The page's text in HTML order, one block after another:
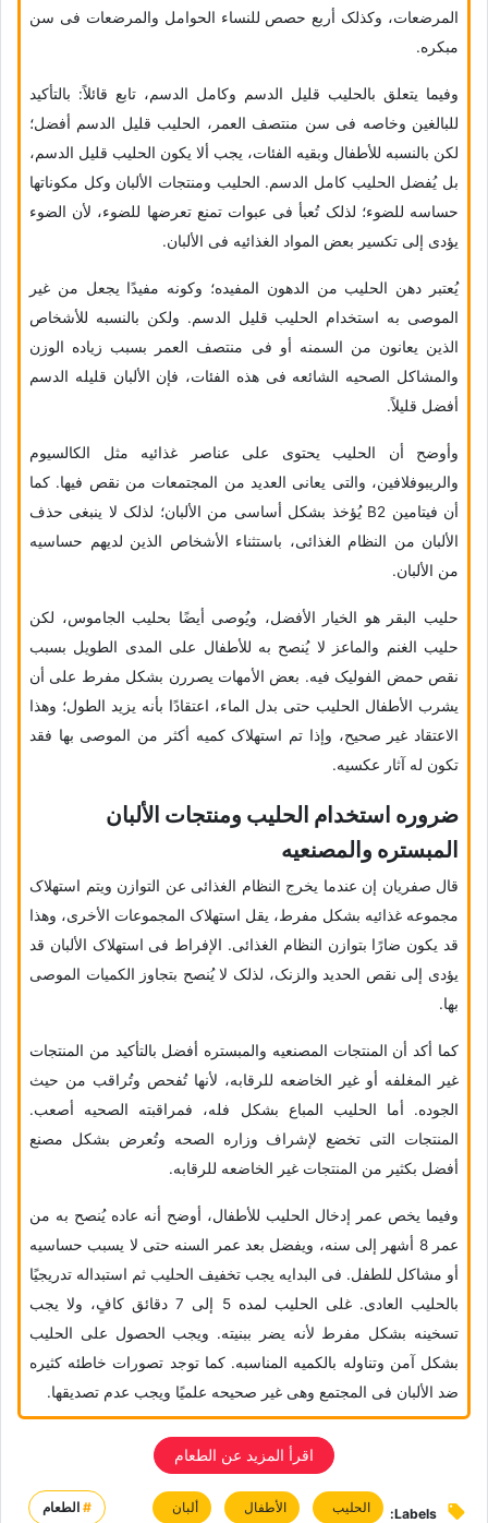
المرضعات، وکذلک أربع حصص للنساء الحوامل والمرضعات فی سن
مبکره.
وفیما یتعلق بالحلیب قلیل الدسم وکامل الدسم، تابع قائلاً: بالتأکید
للبالغین وخاصه فی سن منتصف العمر، الحلیب قلیل الدسم أفضل؛
لکن بالنسبه للأطفال وبقیه الفئات، یجب ألا یکون الحلیب قلیل الدسم،
بل یُفضل الحلیب کامل الدسم. الحلیب ومنتجات الألبان وکل مکوناتها
حساسه للضوء؛ لذلک تُعبأ فی عبوات تمنع تعرضها للضوء، لأن الضوء
یؤدی إلى تکسیر بعض المواد الغذائیه فی الألبان.
یُعتبر دهن الحلیب من الدهون المفیده؛ وکونه مفیدًا یجعل من غیر
الموصى به استخدام الحلیب قلیل الدسم. ولکن بالنسبه للأشخاص
الذین یعانون من السمنه أو فی منتصف العمر بسبب زیاده الوزن
والمشاکل الصحیه الشائعه فی هذه الفئات، فإن الألبان قلیله الدسم
أفضل قلیلاً.
وأوضح أن الحلیب یحتوی على عناصر غذائیه مثل الکالسیوم
والریبوفلافین، والتی یعانی العدید من المجتمعات من نقص فیها. کما
أن فیتامین B2 یُؤخذ بشکل أساسی من الألبان؛ لذلک لا ینبغی حذف
الألبان من النظام الغذائی، باستثناء الأشخاص الذین لدیهم حساسیه
من الألبان.
حلیب البقر هو الخیار الأفضل، ویُوصى أیضًا بحلیب الجاموس، لکن
حلیب الغنم والماعز لا یُنصح به للأطفال على المدى الطویل بسبب
نقص حمض الفولیک فیه. بعض الأمهات یصررن بشکل مفرط على أن
یشرب الأطفال الحلیب حتى بدل الماء، اعتقادًا بأنه یزید الطول؛ وهذا
الاعتقاد غیر صحیح، وإذا تم استهلاک کمیه أکثر من الموصى بها فقد
تکون له آثار عکسیه.
ضروره استخدام الحلیب ومنتجات الألبان
المبستره والمصنعیه
قال صفریان إن عندما یخرج النظام الغذائی عن التوازن ویتم استهلاک
مجموعه غذائیه بشکل مفرط، یقل استهلاک المجموعات الأخرى، وهذا
قد یکون ضارًا بتوازن النظام الغذائی. الإفراط فی استهلاک الألبان قد
یؤدی إلى نقص الحدید والزنک، لذلک لا یُنصح بتجاوز الکمیات الموصى
بها.
کما أکد أن المنتجات المصنعیه والمبستره أفضل بالتأکید من المنتجات
غیر المغلفه أو غیر الخاضعه للرقابه، لأنها تُفحص وتُراقب من حیث
الجوده. أما الحلیب المباع بشکل فله، فمراقبته الصحیه أصعب.
المنتجات التی تخضع لإشراف وزاره الصحه وتُعرض بشکل مصنع
أفضل بکثیر من المنتجات غیر الخاضعه للرقابه.
وفیما یخص عمر إدخال الحلیب للأطفال، أوضح أنه عاده یُنصح به من
عمر 8 أشهر إلى سنه، ویفضل بعد عمر السنه حتى لا یسبب حساسیه
أو مشاکل للطفل. فی البدایه یجب تخفیف الحلیب ثم استبداله تدریجیًا
بالحلیب العادی. غلی الحلیب لمده 5 إلى 7 دقائق کافٍ، ولا یجب
تسخینه بشکل مفرط لأنه یضر ببنیته. ویجب الحصول على الحلیب
بشکل آمن وتناوله بالکمیه المناسبه. کما توجد تصورات خاطئه کثیره
ضد الألبان فی المجتمع وهی غیر صحیحه علمیًا ویجب عدم تصدیقها.
اقرأ المزید عن الطعام
Labels: الحلیب الأطفال ألبان #الطعام